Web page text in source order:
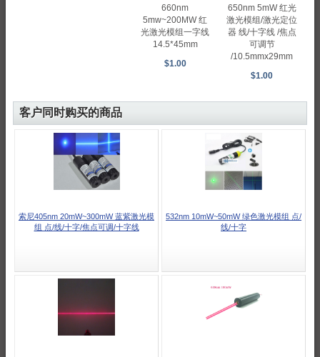
660nm
5mw~200MW 红
光激光模组一字线
14.5*45mm
$1.00
650nm 5mW 红光
激光模组/激光定位
器 线/十字线 /焦点
可调节
/10.5mmx29mm
$1.00
客户同时购买的商品
索尼405nm 20mW~300mW 蓝紫激光模
组 点/线/十字/焦点可调/十字线
532nm 10mW~50mW 绿色激光模组 点/
线/十字